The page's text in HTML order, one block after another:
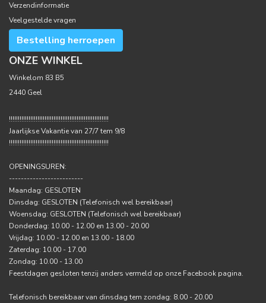
Verzendinformatie
Veelgestelde vragen
Bestelling herroepen
ONZE WINKEL
Winkelom 83 B5
2440 Geel
!!!!!!!!!!!!!!!!!!!!!!!!!!!!!!!!!!!!!!!!!!!!!!!!!!!!!!!!
Jaarlijkse Vakantie van 27/7 tem 9/8
!!!!!!!!!!!!!!!!!!!!!!!!!!!!!!!!!!!!!!!!!!!!!!!!!!!!!!!!
OPENINGSUREN:
-------------------------
Maandag: GESLOTEN
Dinsdag: GESLOTEN (Telefonisch wel bereikbaar)
Woensdag: GESLOTEN (Telefonisch wel bereikbaar)
Donderdag: 10.00 - 12.00 en 13.00 - 20.00
Vrijdag: 10.00 - 12.00 en 13.00 - 18.00
Zaterdag: 10.00 - 17.00
Zondag: 10.00 - 13.00
Feestdagen gesloten tenzij anders vermeld op onze Facebook pagina.
Telefonisch bereikbaar van dinsdag tem zondag: 8.00 - 20.00